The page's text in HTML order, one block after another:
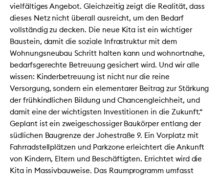
vielfältiges Angebot. Gleichzeitig zeigt die Realität, dass
dieses Netz nicht überall ausreicht, um den Bedarf
vollständig zu decken. Die neue Kita ist ein wichtiger
Baustein, damit die soziale Infrastruktur mit dem
Wohnungsneubau Schritt halten kann und wohnortnahe,
bedarfsgerechte Betreuung gesichert wird. Und wir alle
wissen: Kinderbetreuung ist nicht nur die reine
Versorgung, sondern ein elementarer Beitrag zur Stärkung
der frühkindlichen Bildung und Chancengleichheit, und
damit eine der wichtigsten Investitionen in die Zukunft.“
Geplant ist ein zweigeschossiger Baukörper entlang der
südlichen Baugrenze der Johestraße 9. Ein Vorplatz mit
Fahrradstellplätzen und Parkzone erleichtert die Ankunft
von Kindern, Eltern und Beschäftigten. Errichtet wird die
Kita in Massivbauweise. Das Raumprogramm umfasst